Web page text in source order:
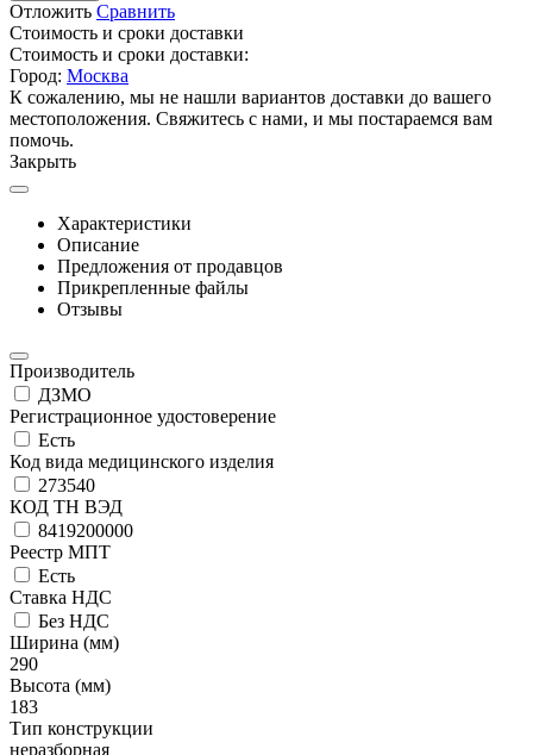
Отложить Сравнить
Стоимость и сроки доставки
Стоимость и сроки доставки:
Город: Москва
К сожалению, мы не нашли вариантов доставки до вашего
местоположения. Свяжитесь с нами, и мы постараемся вам
помочь.
Закрыть
Характеристики
Описание
Предложения от продавцов
Прикрепленные файлы
Отзывы
Производитель
ДЗМО
Регистрационное удостоверение
Есть
Код вида медицинского изделия
273540
КОД ТН ВЭД
8419200000
Реестр МПТ
Есть
Ставка НДС
Без НДС
Ширина (мм)
290
Высота (мм)
183
Тип конструкции
неразборная